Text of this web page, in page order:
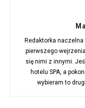
Redaktorka naczelna
pierwszego
się nimi z innymi.
hotelu SPA, a
wybieram to